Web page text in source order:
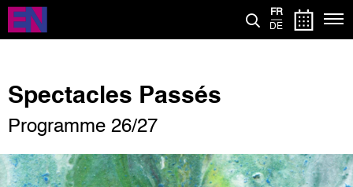
Aller
contenu
FR
DE
Spectacles Passés
Programme 26/27